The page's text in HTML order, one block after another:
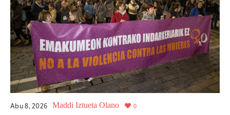
Abu 8,2026 Maddi Iztueta Olano 0